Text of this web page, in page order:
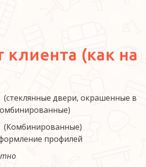
клиента (как на
(стеклянные двери, окрашенные в
(Комбинированные)
профилей